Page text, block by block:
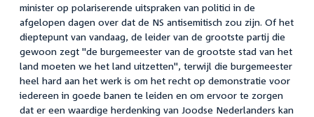
minister op polariserende uitspraken van politici in de
afgelopen dagen over dat de NS antisemitisch zou zijn. Of het
dieptepunt van vandaag, de leider van de grootste partij die
gewoon zegt "de burgemeester van de grootste stad van het
land moeten we het land uitzetten", terwijl die burgemeester
heel hard aan het werk is om het recht op demonstratie voor
iedereen in goede banen te leiden en om ervoor te zorgen
dat er een waardige herdenking van Joodse Nederlanders kan